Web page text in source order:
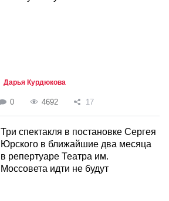
Дарья Курдюкова
0 4692 17
Три спектакля в постановке Сергея
Юрского в ближайшие два месяца
в репертуаре Театра им.
Моссовета идти не будут